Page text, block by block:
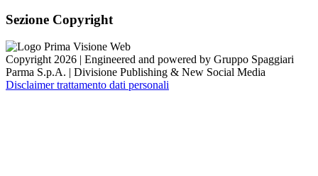
Sezione Copyright
Copyright 2026 | Engineered and powered by Gruppo Spaggiari
Parma S.p.A. | Divisione Publishing & New Social Media
Disclaimer trattamento dati personali